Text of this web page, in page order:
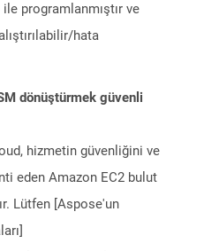
programlanmıştır ve
hata
dönüştürmek güvenli
hizmetin güvenliğini ve
eden Amazon EC2 bulut
Lütfen [Aspose'un